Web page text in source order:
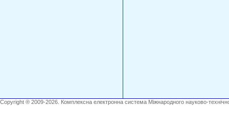
Copyright ® 2009-2026. Комплексна електронна система Міжнародного науково-